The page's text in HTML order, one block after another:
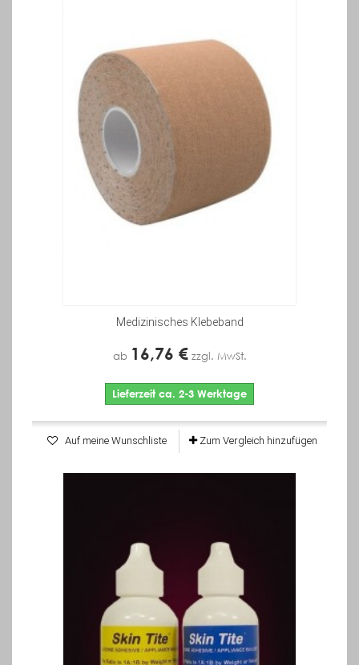
Medizinisches Klebeband
ab 16,76 € zzgl. MwSt.
Lieferzeit ca. 2-3 Werktage
Auf meine Wunschliste Zum Vergleich hinzufügen